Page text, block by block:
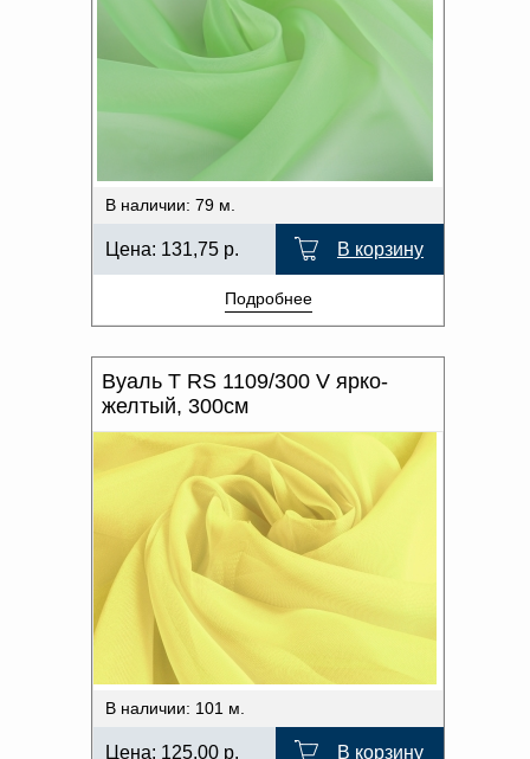
В наличии: 79 м.
Цена: 131,75 р. В корзину
Подробнее
Вуаль T RS 1109/300 V ярко-
желтый, 300см
В наличии: 101 м.
Цена: 125,00 р. В корзину